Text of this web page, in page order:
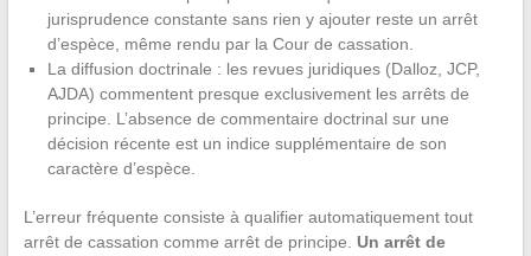
jurisprudence constante sans rien y ajouter reste un arrêt
d’espèce, même rendu par la Cour de cassation.
La diffusion doctrinale : les revues juridiques (Dalloz, JCP,
AJDA) commentent presque exclusivement les arrêts de
principe. L’absence de commentaire doctrinal sur une
décision récente est un indice supplémentaire de son
caractère d’espèce.
L’erreur fréquente consiste à qualifier automatiquement tout
arrêt de cassation comme arrêt de principe. Un arrêt de